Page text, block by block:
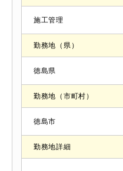
施工管理
勤務地（県）
徳島県
勤務地（市町村）
徳島市
勤務地詳細